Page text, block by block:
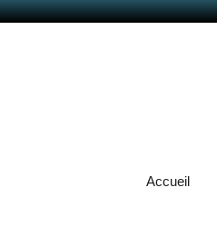
Aller
Accueil